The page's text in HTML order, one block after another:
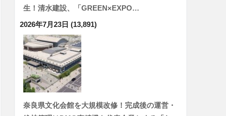
生！清水建設、「GREEN×EXPO…
2026年7月23日 (13,891)
奈良県文化会館を大規模改修！完成後の運営・